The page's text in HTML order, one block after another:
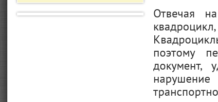
Отвечая
поэтому
документ,